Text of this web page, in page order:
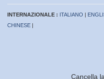
INTERNAZIONALE : ITALIANO |
CHINESE |
Cancella